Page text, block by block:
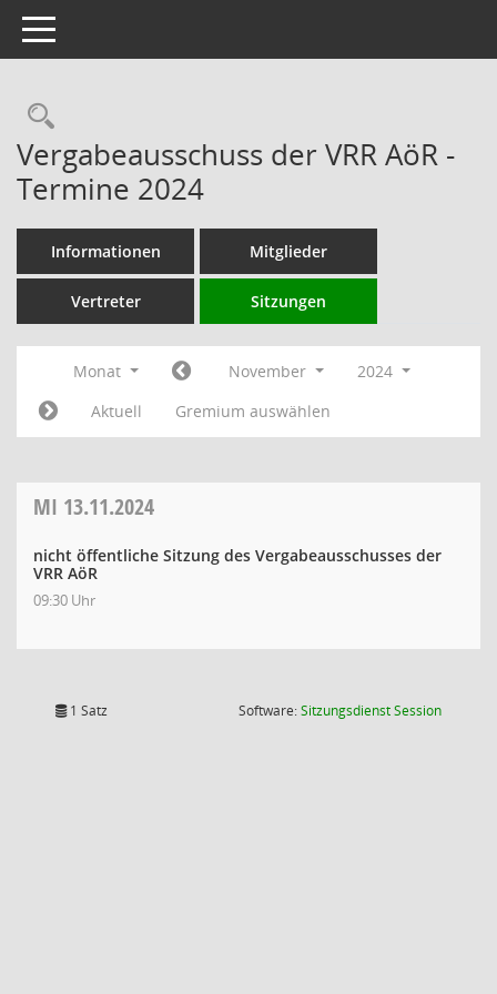
Toggle navigation
Rechercheauswahl
Vergabeausschuss der VRR AöR -
Termine 2024
Informationen Mitglieder
Vertreter Sitzungen
Monat November
2024
Aktuell
Gremium auswählen
MI 13.11.2024
nicht öffentliche Sitzung des Vergabeausschusses der
VRR AöR
09:30 Uhr
1 Satz Software:SitzungsdienstSession(Wird in